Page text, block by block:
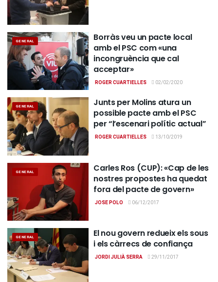
GENERAL
Borràs veu un pacte local
amb el PSC com «una
incongruència que cal
acceptar»
ROGER CUARTIELLES 02/02/2020
GENERAL
Junts per Molins atura un
possible pacte amb el PSC
per “l’escenari polític actual”
ROGER CUARTIELLES 13/10/2019
GENERAL
Carles Ros (CUP): «Cap de les
nostres propostes ha quedat
fora del pacte de govern»
JOSE POLO 06/12/2017
GENERAL
El nou govern redueix els sous
i els càrrecs de confiança
JORDI JULIÀ SERRA 29/11/2017